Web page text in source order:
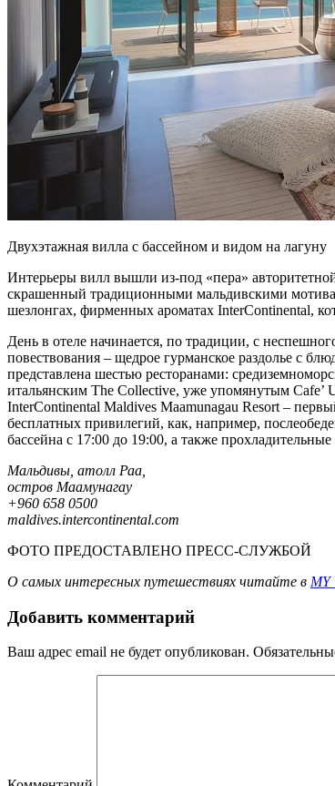
Двухэтажная вилла с бассейном и видом на лагуну
Интерьеры вилл вышли из-под «пера»
скрашенный традиционными мальдивскими
шезлонгах, фирменных ароматах InterContinental,
День в отеле начинается, по традиции, с
повествования – щедрое гурманское раздолье с
представлена шестью ресторанами:
итальянским The Collective, уже упомянутым Cafe’
InterContinental Maldives Maamunagau Resort –
бесплатных привилегий, как, например,
бассейна с 17:00 до 19:00, а также
Мальдивы, атолл Раа,
остров Маамунагау
+960 658 0500
maldives.intercontinental.com
ФОТО ПРЕДОСТАВЛЕНО ПРЕСС-СЛУЖБОЙ
О самых интересных путешествиях читайте в MY
Добавить комментарий
Ваш адрес email не будет опубликован.